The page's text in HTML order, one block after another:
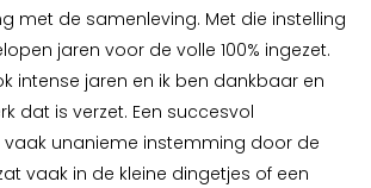
met de samenleving. Met die instelling
jaren voor de volle 100% ingezet.
intense jaren en ik ben dankbaar en
dat is verzet. Een succesvol
unanieme instemming door de
vaak in de kleine dingetjes of een